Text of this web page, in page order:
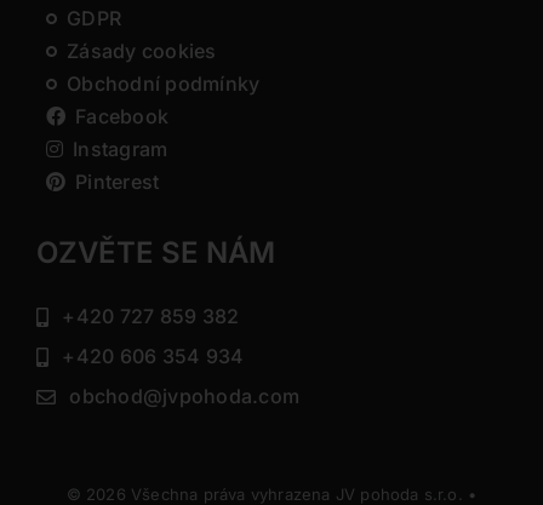
GDPR
Zásady cookies
Obchodní podmínky
Facebook
Instagram
Pinterest
OZVĚTE SE NÁM
+420 727 859 382
+420 606 354 934
obchod@jvpohoda.com
© 2026 Všechna práva vyhrazena JV pohoda s.r.o. •